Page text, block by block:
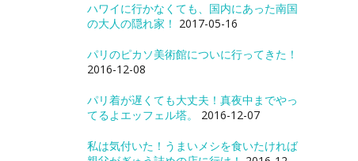
ハワイに行かなくても、国内にあった南国
の大人の隠れ家！ 2017-05-16
パリのピカソ美術館についに行ってきた！
2016-12-08
パリ着が遅くても大丈夫！真夜中までやっ
てるよエッフェル塔。
2016-12-07
私は気付いた！うまいメシを食いたければ